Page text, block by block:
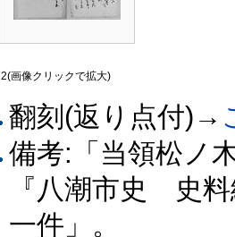
2(画像クリックで拡大)
翻刻(返り点付)→
備考:「当領松ノ
『八潮市史 史
一件」。